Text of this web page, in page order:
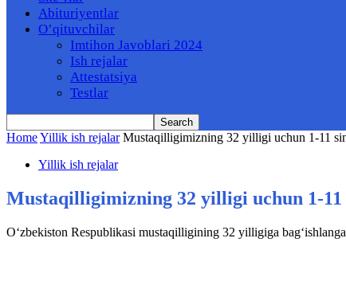
Abituriyentlar
O’qituvchilar
Imtihon Javoblari 2024
Ish rejalar
Attestatsiya
Testlar
HomeYillik ish rejalar Mustaqilligimizning 32 yilligi uchun 1-11
Yillik ish rejalar
Mustaqilligimizning 32 yilligi uchun 1-
O‘zbekiston Respublikasi mustaqilligining 32 yilligiga